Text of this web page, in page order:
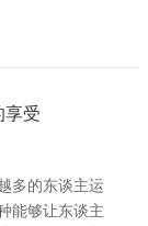
享受
多的东谈主运
能够让东谈主